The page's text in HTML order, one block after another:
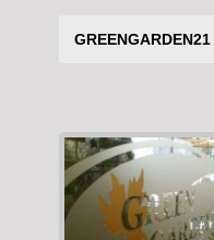
GREENGARDEN21